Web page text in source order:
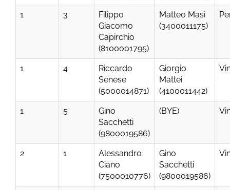
1 3
Filippo
Giacomo
Capirchio
(8100001795)
Matteo Masi
(3400011175)
1 4
Riccardo
Senese
(5000014871)
Giorgio
Mattei
(4100011442)
1 5
Gino
Sacchetti
(9800019586)
(BYE)
2 1
Alessandro
Ciano
(7500010776)
Gino
Sacchetti
(9800019586)